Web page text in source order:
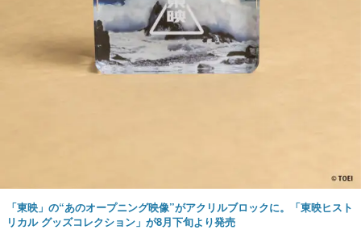
「東映」の“あのオープニング映像”がアクリルブロックに。「東映ヒスト
リカル グッズコレクション」が8月下旬より発売